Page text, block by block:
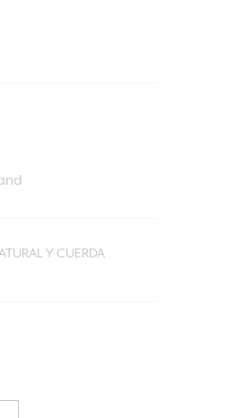
Y CUERDA